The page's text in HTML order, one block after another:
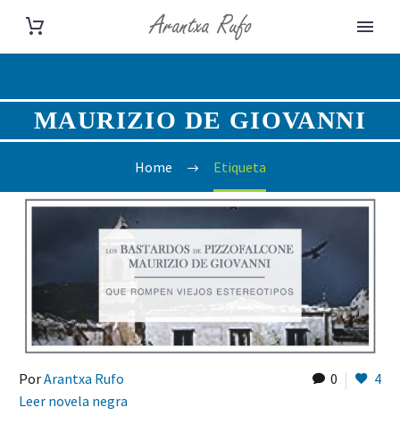
MAURIZIO DE GIOVANNI
Home Etiqueta
0 4
PorArantxa Rufo
Leer novela negra